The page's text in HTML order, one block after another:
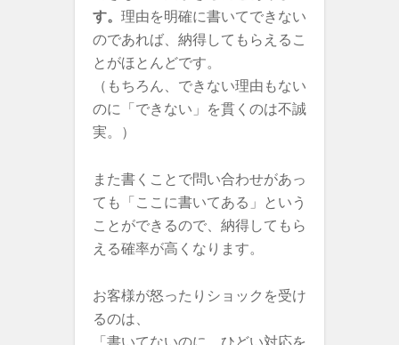
す。 理由を明確に書いてできない
のであれば、納得してもらえるこ
とがほとんどです。
（もちろん、できない理由もない
のに「できない」を貫くのは不誠
実。）
また書くことで問い合わせがあっ
ても「ここに書いてある」という
ことができるので、納得してもら
える確率が高くなります。
お客様が怒ったりショックを受け
るのは、